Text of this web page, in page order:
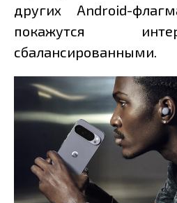
других Android-
покажутся
сбалансированными.